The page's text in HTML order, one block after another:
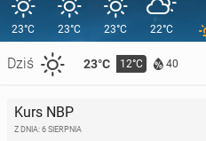
23°C
Dziś 23°C 12°C 40
23°C 23°C 22°C
Kurs NBP
Z DNIA: 6 SIERPNIA